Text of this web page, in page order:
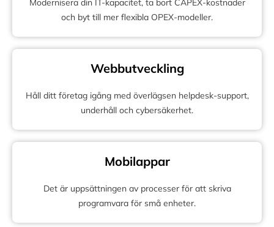
och byt till mer flexibla OPEX-modeller.
Webbutveckling
Håll ditt företag igång med överlägsen helpdesk-support,
underhåll och cybersäkerhet.
Mobilappar
Det är uppsättningen av processer för att skriva
programvara för små enheter.